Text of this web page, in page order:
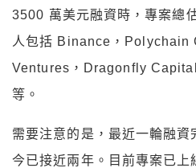
3500 萬美元融資時，專案總
人包括 Binance，
Ventures，Dragonfly
等。
需要注意的是，最近一輪融
今已接近兩年。目前專案已